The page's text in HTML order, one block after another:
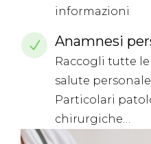
informazioni
Anamnesi
Raccogli tutte
salute
Particolari
chirurgiche…